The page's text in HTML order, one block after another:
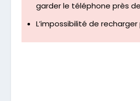
garder le téléphone près
L’impossibilité de recharger